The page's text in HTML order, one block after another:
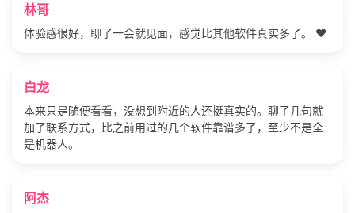
林哥
体验感很好，聊了一会就见面，感觉比其他软件真实多了。 ❤️
白龙
本来只是随便看看，没想到附近的人还挺真实的。聊了几句就
加了联系方式，比之前用过的几个软件靠谱多了，至少不是全
是机器人。
阿杰